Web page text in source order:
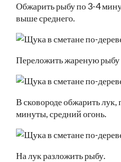
Обжарить рыбу по 3-4
выше среднего.
Переложить жареную рыбу
В сковороде обжарить
минуты, средний огонь.
На лук разложить рыбу.